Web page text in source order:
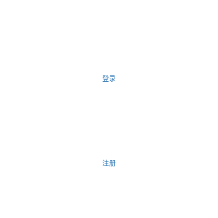
登录
注册